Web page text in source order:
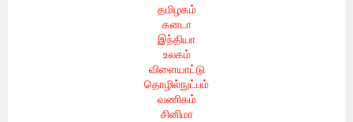
தமிழகம்
கனடா
இந்தியா
உலகம்
விளையாட்டு
தொழில்நுட்பம்
வணிகம்
சினிமா